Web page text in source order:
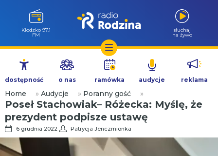
Przejdź
treści
Wołów 99.6
FM
słuchaj
na żywo
dostępność o nas ramówka audycje reklama
Home » Audycje » Poranny gość »
Poseł Stachowiak– Różecka: Myślę, że
prezydent podpisze ustawę
6 grudnia 2022 Patrycja Jenczmionka